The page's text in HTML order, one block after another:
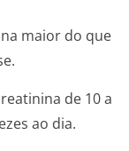
maior do que
de 10 a
ao dia.